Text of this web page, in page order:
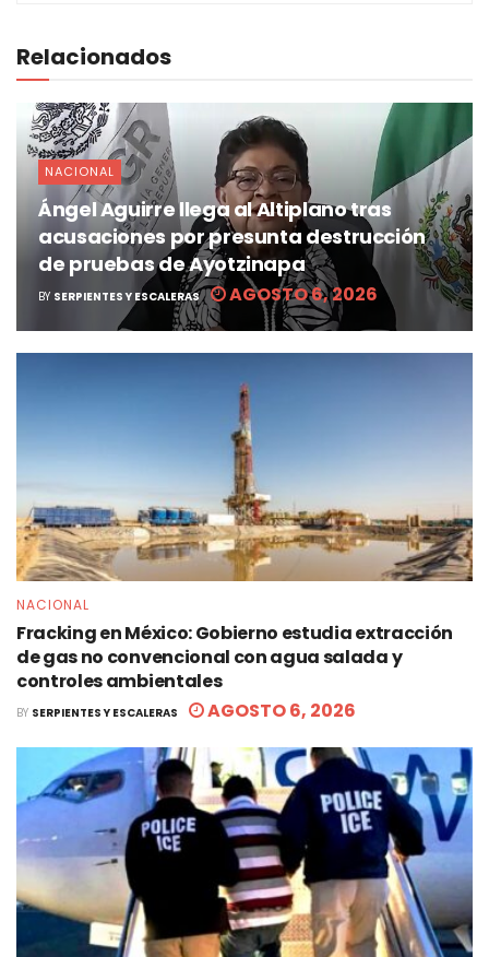
Relacionados
NACIONAL
Ángel Aguirre llega al Altiplano tras
acusaciones por presunta destrucción
de pruebas de Ayotzinapa
BY SERPIENTES Y ESCALERAS AGOSTO 6, 2026
NACIONAL
Fracking en México: Gobierno estudia extracción
de gas no convencional con agua salada y
controles ambientales
BY SERPIENTES Y ESCALERAS AGOSTO 6, 2026